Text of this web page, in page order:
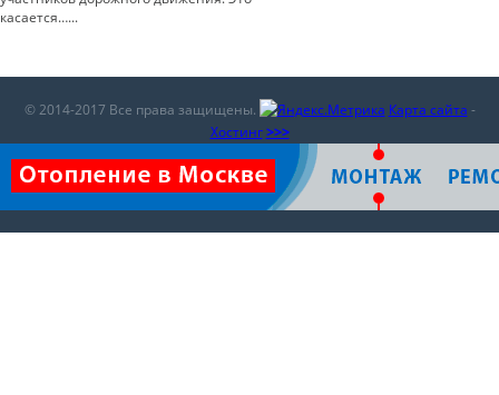
касается…...
© 2014-2017 Все права защищены. Карта сайта -
Хостинг >>>